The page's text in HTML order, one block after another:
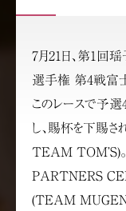
7月21日、第1回瑶
選手権 第4戦富
このレースで予
し、賜杯を下賜
TEAM TOM’S)
PARTNERS
(TEAM MUGEN)